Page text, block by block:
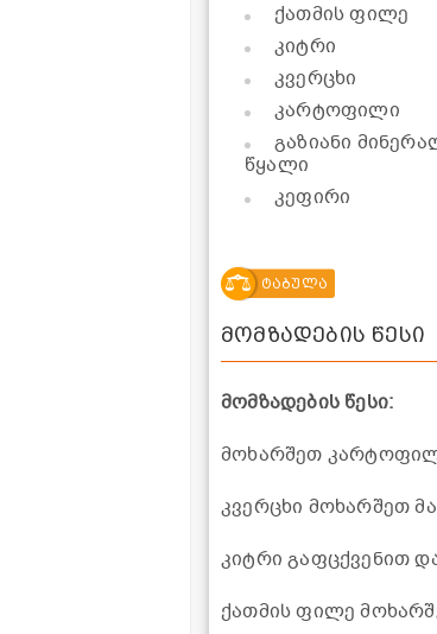
ქათმის ფილე
კიტრი
კვერცხი
კარტოფილი
გაზიანი
წყალი
კეფირი
ტაბულა
მომზადების წესი
მომზადების წესი:
მოხარშეთ
კვერცხი მოხარშეთ
კიტრი გაფცქვენით
ქათმის ფილე